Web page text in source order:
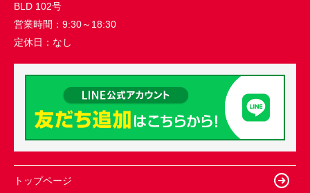
BLD 102号
営業時間： 9:30～18:30
定休日： なし
トップページ